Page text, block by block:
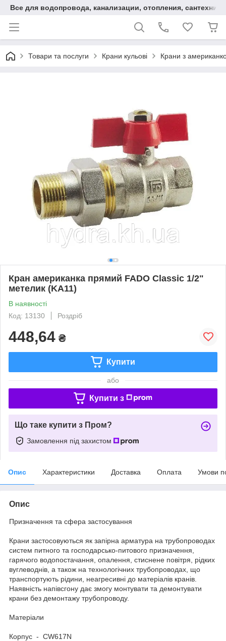
Все для водопровода, канализации, отопления, сантехники
Товари та послуги Крани кульові Крани з
Кран американка прямий FADO Classic 1/2"
метелик (KA11)
В наявності
Код: 13130
Роздріб
448,64 ₴
Купити
або
Купити з
Що таке купити з Пром?
Замовлення під захистом
Опис Характеристики Доставка Оплата Умови
Опис
Призначення та сфера застосування
Крани застосовуються як запірна арматура на трубопроводах
систем питного та господарсько-питового призначення,
гарячого водопостачання, опалення, стиснене повітря, рідких
вуглеводнів, а також на технологічних трубопроводах, що
транспортують рідини, неагресивні до матеріалів кранів.
Наявність напівсгону дає змогу монтувати та демонтувати
крани без демонтажу трубопроводу.
Матеріали
Корпус - CW617N